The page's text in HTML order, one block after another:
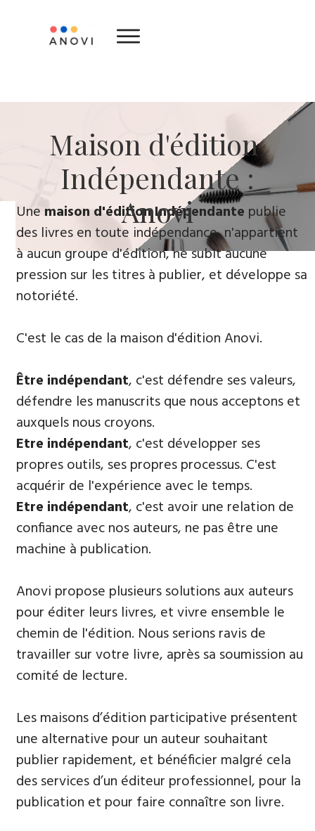
​Maison d'édition ​
Indépendante :
Anovi
​Une maison d'édition Indépendante publie
des livres en toute indépendance, n'appartient
à aucun groupe d'édition, ne subit aucune
pression sur les titres à publier, et développe sa
notoriété.
​C'est le cas de la maison d'édition Anovi.
Être indépendant, c'est défendre ses valeurs,
défendre les manuscrits que nous acceptons et
auxquels nous croyons.
Etre indépendant, c'est développer ses
propres outils, ses propres processus. C'est
acquérir de l'expérience avec le temps.
Etre indépendant, c'est avoir une relation de
confiance avec nos auteurs, ne pas être une
machine à publication.
Anovi propose plusieurs solutions aux auteurs
pour éditer leurs livres, et vivre ensemble le
chemin de l'édition. Nous serions ravis de
travailler sur votre livre, après sa soumission au
comité de lecture.
Les maisons d’édition participative présentent
une alternative pour un auteur souhaitant
publier rapidement, et bénéficier malgré cela
des services d’un éditeur professionnel, pour la
publication et pour faire connaître son livre.